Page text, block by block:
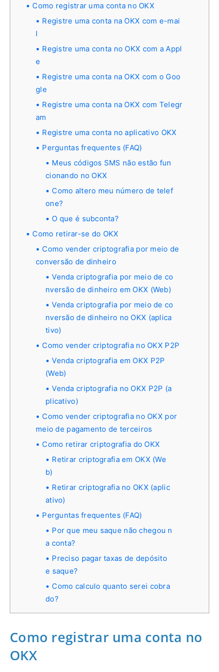
Como registrar uma conta no OKX
Registre uma conta na OKX com e-mai
l
Registre uma conta no OKX com a Appl
e
Registre uma conta na OKX com o Goo
gle
Registre uma conta na OKX com Telegr
am
Registre uma conta no aplicativo OKX
Perguntas frequentes (FAQ)
Meus códigos SMS não estão fun
cionando no OKX
Como altero meu número de telef
one?
O que é subconta?
Como retirar-se do OKX
Como vender criptografia por meio de
conversão de dinheiro
Venda criptografia por meio de co
nversão de dinheiro em OKX (Web)
Venda criptografia por meio de co
nversão de dinheiro no OKX (aplica
tivo)
Como vender criptografia no OKX P2P
Venda criptografia em OKX P2P
(Web)
Venda criptografia no OKX P2P (a
plicativo)
Como vender criptografia no OKX por
meio de pagamento de terceiros
Como retirar criptografia do OKX
Retirar criptografia em OKX (We
b)
Retirar criptografia no OKX (aplic
ativo)
Perguntas frequentes (FAQ)
Por que meu saque não chegou n
a conta?
Preciso pagar taxas de depósito
e saque?
Como calculo quanto serei cobra
do?
Como registrar uma conta no
OKX